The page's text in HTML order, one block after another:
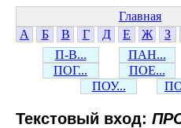
Главная
А
Б В Г Д Е Ж З
П-В...
ПАН...
ПОГ...
ПОЕ...
ПОУ...
Текстовый вход: